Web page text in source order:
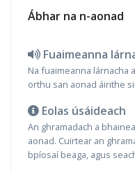
Ábhar na n-aonad
Fuaimeanna
Na fuaimeanna lárnacha
orthu san aonad áirithe
Eolas úsáideach
An ghramadach a
aonad. Cuirtear an
bpíosaí beaga, agus